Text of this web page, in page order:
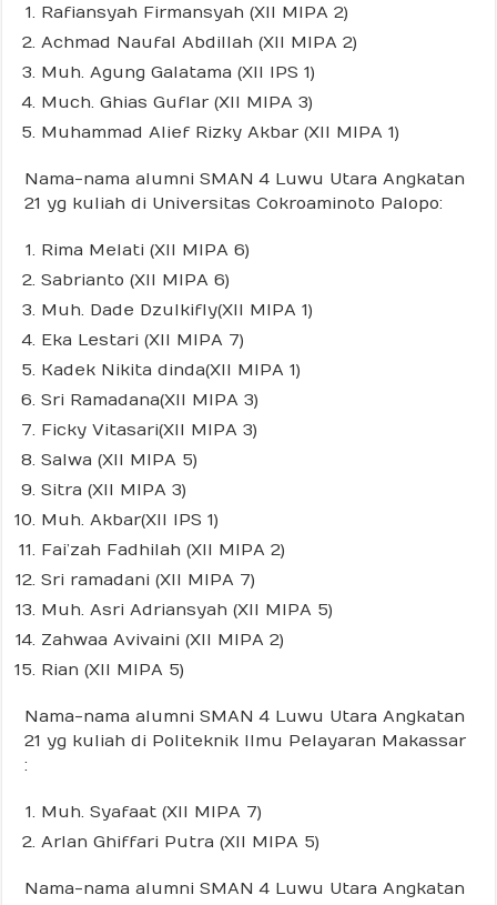
Rafiansyah Firmansyah (XII MIPA 2)
Achmad Naufal Abdillah (XII MIPA 2)
Muh. Agung Galatama (XII IPS 1)
Much. Ghias Guflar (XII MIPA 3)
Muhammad Alief Rizky Akbar (XII MIPA 1)
Nama-nama alumni SMAN 4 Luwu Utara Angkatan
21 yg kuliah di Universitas Cokroaminoto Palopo:
Rima Melati (XII MIPA 6)
Sabrianto (XII MIPA 6)
Muh. Dade Dzulkifly(XII MIPA 1)
Eka Lestari (XII MIPA 7)
Kadek Nikita dinda(XII MIPA 1)
Sri Ramadana(XII MIPA 3)
Ficky Vitasari(XII MIPA 3)
Salwa (XII MIPA 5)
Sitra (XII MIPA 3)
Muh. Akbar(XII IPS 1)
Fai’zah Fadhilah (XII MIPA 2)
Sri ramadani (XII MIPA 7)
Muh. Asri Adriansyah (XII MIPA 5)
Zahwaa Avivaini (XII MIPA 2)
Rian (XII MIPA 5)
Nama-nama alumni SMAN 4 Luwu Utara Angkatan
21 yg kuliah di Politeknik Ilmu Pelayaran Makassar
:
Muh. Syafaat (XII MIPA 7)
Arlan Ghiffari Putra (XII MIPA 5)
Nama-nama alumni SMAN 4 Luwu Utara Angkatan